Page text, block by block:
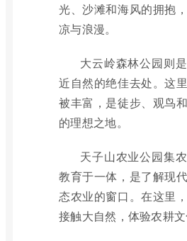
光、沙滩和海风的拥抱
凉与浪漫。
大云岭森林公园则
近自然的绝佳去处。这
被丰富，是徒步、观鸟
的理想之地。
天子山农业公园集
教育于一体，是了解现
态农业的窗口。在这里
接触大自然，体验农耕文